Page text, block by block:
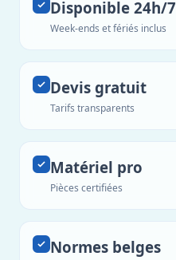
Disponible 24h/7
Week-ends et fériés inclus
Devis gratuit
Tarifs transparents
Matériel pro
Pièces certifiées
Normes belges